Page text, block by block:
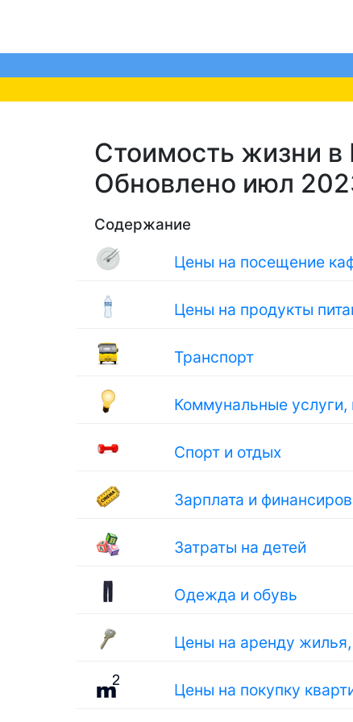
Стоимость жизни
Обновлено июл
Содержание
Цены на посещение
Цены на продукты
Транспорт
Коммунальные услуги,
Спорт и отдых
Зарплата и
Затраты на детей
Одежда и обувь
Цены на аренду
Цены на покупку